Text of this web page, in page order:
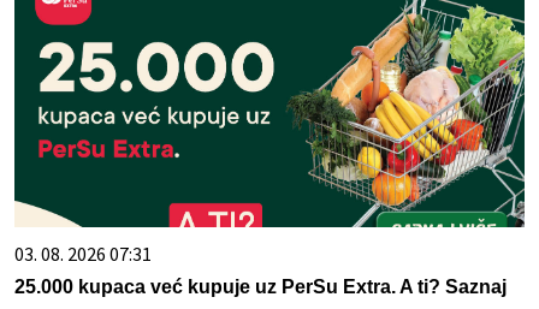
03. 08. 2026 07:31
25.000 kupaca već kupuje uz PerSu Extra. A ti? Saznaj